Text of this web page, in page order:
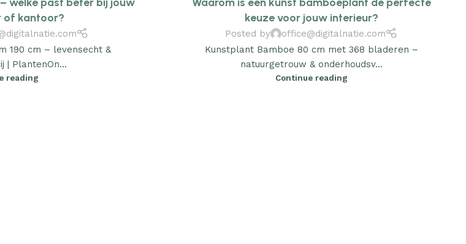
of kantoor?
190 cm – levensecht &
| PlantenOn...
reading
keuze voor jouw interieur?
Posted by
office@digitalnatie.com
Kunstplant Bamboe 80 cm met 368 bladeren –
natuurgetrouw & onderhoudsv...
Continue reading